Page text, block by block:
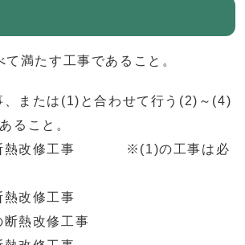
て満たす工事であること。
、または(1)と合わせて行う(2)～(4)
ること。
熱改修工事 ※(1)の工事は必
改修工事
断熱改修工事